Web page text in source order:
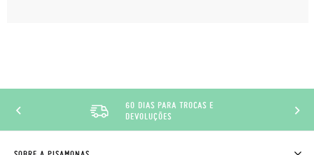
60 DIAS PARA TROCAS E
DEVOLUÇÕES